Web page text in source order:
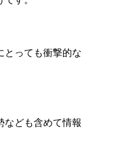
とっても衝撃的な
ども含めて情報